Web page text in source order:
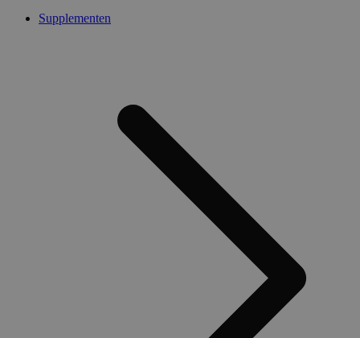
Supplementen